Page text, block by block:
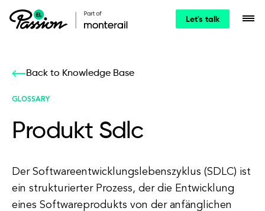
Let's talk
Back to Knowledge Base
GLOSSARY
Produkt Sdlc
Der Softwareentwicklungslebenszyklus (SDLC) ist
ein strukturierter Prozess, der die Entwicklung
eines Softwareprodukts von der anfänglichen